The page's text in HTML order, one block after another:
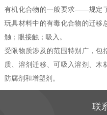
有机化合物的一般要求——规定
玩具材料中的有毒化合物的迁移
触；眼接触；吸入。
受限物质涉及的范围特别广，包
质、溶剂迁移、可吸入溶剂、木
防腐剂和增塑剂。
联